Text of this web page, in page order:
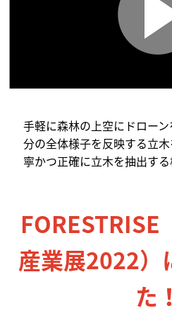
手軽に森林の上空にドロー
分の全体様子を反映する立
寧かつ正確に立木を抽出する
産業展2022）
た！